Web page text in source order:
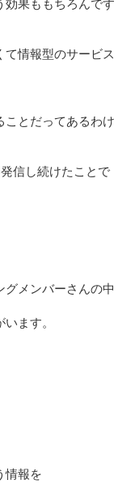
効果ももちろんです
て情報型のサービス
ことだってあるわけ
信し続けたことで
グメンバーさんの中
ます。
情報を